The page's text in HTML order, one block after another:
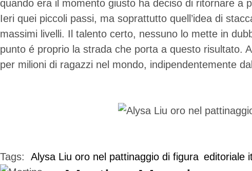
quando era il momento giusto ha deciso di ritornare a
Ieri quei piccoli passi, ma soprattutto quell’idea di
massimi livelli. Il talento certo, nessuno lo mette in
punto é proprio la strada che porta a questo risultato.
per milioni di ragazzi nel mondo, indipendentemente
Tags: Alysa Liu oro nel pattinaggio di figura editoriale